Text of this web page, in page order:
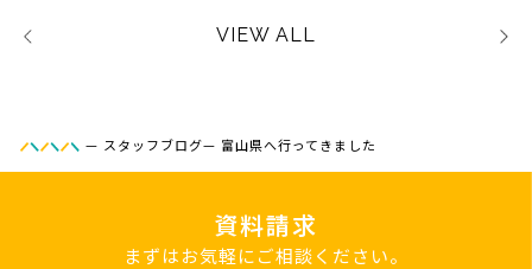
VIEW ALL
— スタッフブログ— 富山県へ行ってきました
資料請求
まずはお気軽にご相談ください。